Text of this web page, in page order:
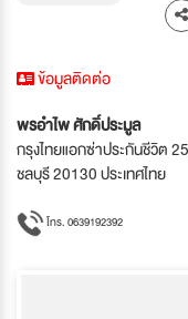
ข้อมูลติดต่อ
พรอำไพ ศักดิ์ประมูล
กรุงไทยแอกซ่าประกันชีวิต
ชลบุรี 20130 ประเทศไทย
โทร. 0639192392